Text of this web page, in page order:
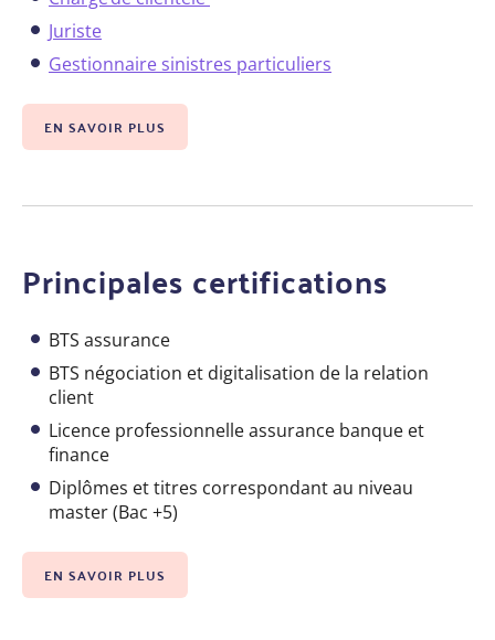
Juriste
Gestionnaire sinistres particuliers
EN SAVOIR PLUS
Principales certifications
BTS assurance
BTS négociation et digitalisation de la relation
client
Licence professionnelle assurance banque et
finance
Diplômes et titres correspondant au niveau
master (Bac +5)
EN SAVOIR PLUS